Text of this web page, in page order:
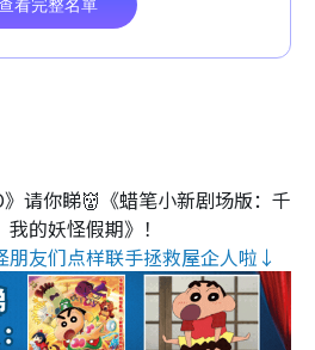
》请你睇👹《蜡笔小新剧场版：千
的妖怪假期》！
友们点样联手拯救屋企人啦↓